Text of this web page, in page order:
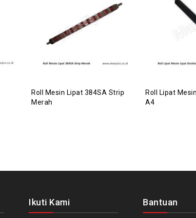
Roll Mesin Lipat 384SA Strip
Merah
Roll Lipat
A4
Ikuti Kami Bantuan